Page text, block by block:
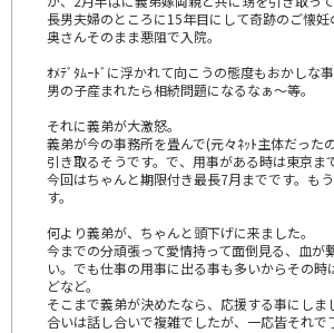
長男夫婦のところに15年目にして奇跡のご懐妊
奥さんそのまま悪阻で入院。
ｵﾒﾃﾞﾀﾑｰﾄﾞに浮かれて向こうの態度もおかしな
男の子産まれたら相続問題になるなぁ～等。
それに義弟が大激怒。
義弟が今の事務所を畳んで(元々ﾈｯﾄ主体だった
引き取るそうです。で、用事がある時は東京ま
今回はちゃんと期限付き最長7月までです。も
す。
何より義弟が、ちゃんと頭下げに来ました。
今までの分頑張って愛情持って面倒見る、血が
い。でも仕事の用事に出る事も多いからその時
どなど。
そこまで義弟が決めたなら、応援する事にしま
合いは話し合いで複雑でしたが、一応皆それで